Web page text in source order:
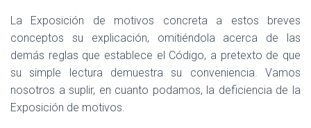
La Exposición de motivos concreta a estos breves
conceptos su explicación, omitiéndola acerca de las
demás reglas que establece el Código, a pretexto de que
su simple lectura demuestra su conveniencia. Vamos
nosotros a suplir, en cuanto podamos, la deficiencia de la
Exposición de motivos.